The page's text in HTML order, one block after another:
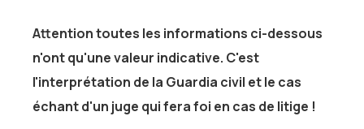
Attention toutes les informations ci-dessous
n'ont qu'une valeur indicative. C'est
l'interprétation de la Guardia civil et le cas
échant d'un juge qui fera foi en cas de litige !